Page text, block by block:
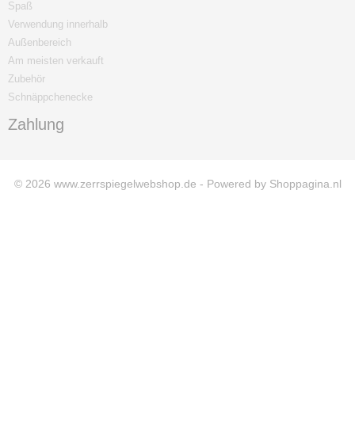
Spaß
Verwendung innerhalb
Außenbereich
Am meisten verkauft
Zubehör
Schnäppchenecke
Zahlung
© 2026 www.zerrspiegelwebshop.de - Powered by Shoppagina.nl